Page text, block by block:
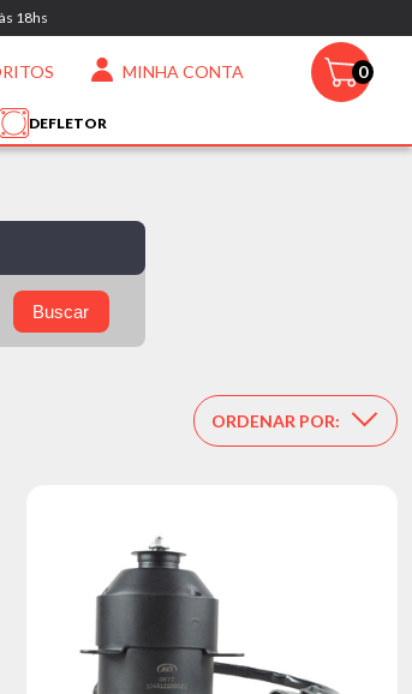
18hs
MINHA CONTA 0
DEFLETOR
Buscar
ORDENAR POR: